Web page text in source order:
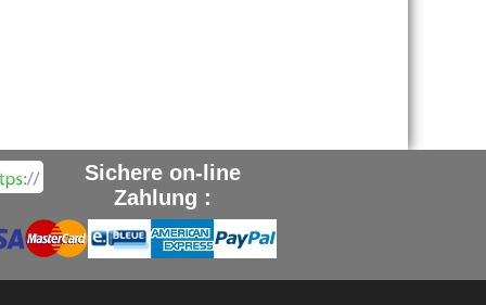
Sichere on-line
Zahlung :